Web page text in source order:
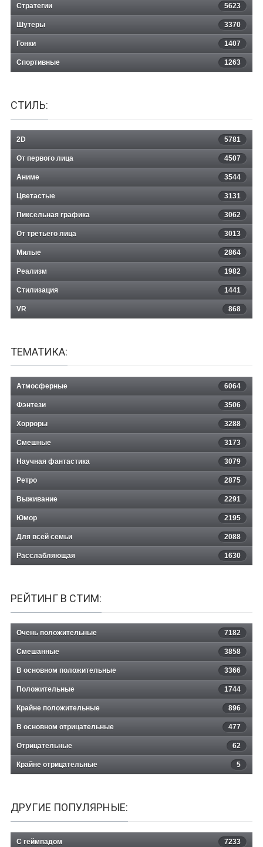
Стратегии 5623
Шутеры 3370
Гонки 1407
Спортивные 1263
СТИЛЬ:
2D 5781
От первого лица 4507
Аниме 3544
Цветастые 3131
Пиксельная графика 3062
От третьего лица 3013
Милые 2864
Реализм 1982
Стилизация 1441
VR 868
ТЕМАТИКА:
Атмосферные 6064
Фэнтези 3506
Хорроры 3288
Смешные 3173
Научная фантастика 3079
Ретро 2875
Выживание 2291
Юмор 2195
Для всей семьи 2088
Расслабляющая 1630
РЕЙТИНГ В СТИМ:
Очень положительные 7182
Смешанные 3858
В основном положительные 3366
Положительные 1744
Крайне положительные 896
В основном отрицательные 477
Отрицательные 62
Крайне отрицательные 5
ДРУГИЕ ПОПУЛЯРНЫЕ:
С геймпадом 7233